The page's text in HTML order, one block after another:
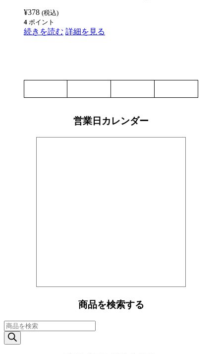
¥378 (税込)
4 ポイント
続きを読む 詳細を見る
営業日カレンダー
商品を検索する
商
品
検